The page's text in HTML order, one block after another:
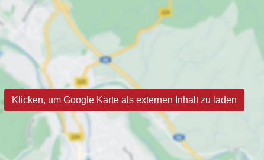
Klicken, um Google Karte als externen Inhalt zu laden